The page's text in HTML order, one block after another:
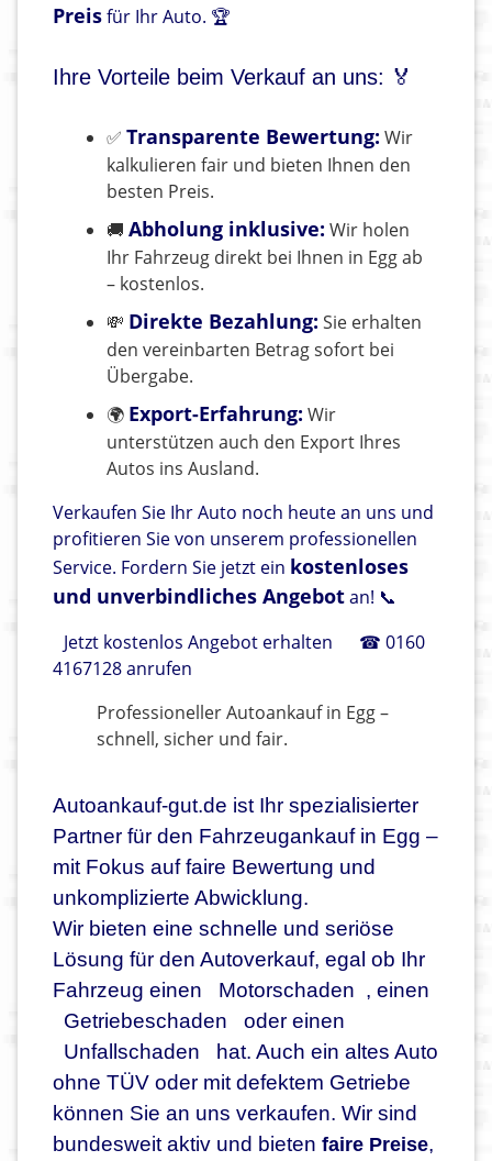
Preisfür Ihr Auto. 🏆
Ihre Vorteile beim Verkauf an uns: 🏅
✅ Transparente Bewertung: Wir
kalkulieren fair und bieten Ihnen den
besten Preis.
🚚 Abholung inklusive: Wir holen
Ihr Fahrzeug direkt bei Ihnen in Egg ab
– kostenlos.
💸 Direkte Bezahlung: Sie erhalten
den vereinbarten Betrag sofort bei
Übergabe.
🌍 Export-Erfahrung: Wir
unterstützen auch den Export Ihres
Autos ins Ausland.
Verkaufen Sie Ihr Auto noch heute an uns und
profitieren Sie von unserem professionellen
Service. Fordern Sie jetzt ein kostenloses
und unverbindliches Angebotan! 📞
Jetzt kostenlos Angebot erhalten
☎ 0160
4167128 anrufen
Professioneller Autoankauf in Egg –
schnell, sicher und fair.
Autoankauf-gut.de ist Ihr spezialisierter
Partner für den Fahrzeugankauf in Egg –
mit Fokus auf faire Bewertung und
unkomplizierte Abwicklung.
Wir bieten eine schnelle und seriöse
Lösung für den Autoverkauf, egal ob Ihr
Fahrzeug einen
Motorschaden , einen
Getriebeschaden
oder einen
Unfallschaden
hat. Auch ein altes Auto
ohne TÜV oder mit defektem Getriebe
können Sie an uns verkaufen. Wir sind
bundesweit aktiv und bieten faire Preise,